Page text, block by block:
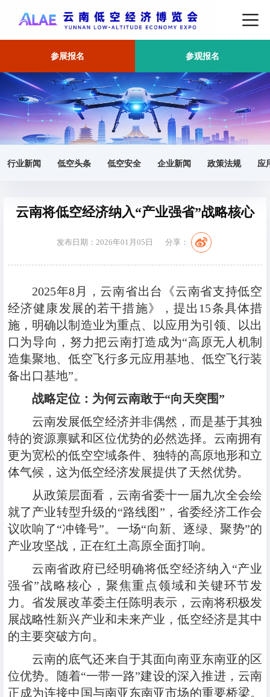
参展报名 参观报名
行业新闻 低空头条 低空安全 企业新闻 政策法规 应
首页 产业 正文
云南将低空经济纳入“产业强省”战略核心
发布日期：2026年01月05日 分享：
2025年8月，云南省出台《云南省支持低空
经济健康发展的若干措施》，提出15条具体措
施，明确以制造业为重点、以应用为引领、以出
口为导向，努力把云南打造成为“高原无人机制
造集聚地、低空飞行多元应用基地、低空飞行装
备出口基地”。
战略定位：为何云南敢于“向天突围”
云南发展低空经济并非偶然，而是基于其独
特的资源禀赋和区位优势的必然选择。云南拥有
更为宽松的低空空域条件、独特的高原地形和立
体气候，这为低空经济发展提供了天然优势。
从政策层面看，云南省委十一届九次全会绘
就了产业转型升级的“路线图”，省委经济工作会
议吹响了“冲锋号”。一场“向新、逐绿、聚势”的
产业攻坚战，正在红土高原全面打响。
云南省政府已经明确将低空经济纳入“产业
强省”战略核心，聚焦重点领域和关键环节发
力。省发展改革委主任陈明表示，云南将积极发
展战略性新兴产业和未来产业，低空经济是其中
的主要突破方向。
云南的底气还来自于其面向南亚东南亚的区
位优势。随着“一带一路”建设的深入推进，云南
正成为连接中国与南亚东南亚市场的重要桥梁。